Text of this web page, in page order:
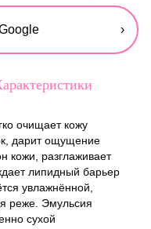
›
очищает кожу
дарит ощущение
кожи, разглаживает
липидный барьер
увлажнённой,
реже. Эмульсия
сухой